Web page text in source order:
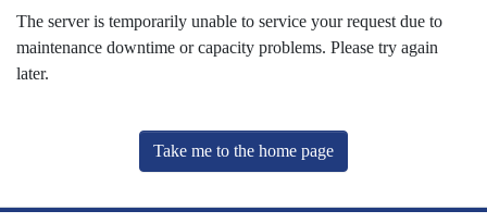
The server is temporarily unable to service your request due to
maintenance downtime or capacity problems. Please try again
later.
Take me to the home page